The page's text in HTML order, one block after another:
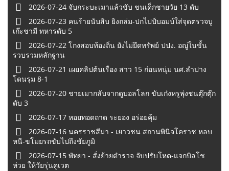
2026-07-24 จับกระบะเมาแล้วขับ ชนเด็กชายวัย 13 ดับ
2026-07-23 คนร้ายนับสิบ ยิงถล่ม-ปกไปป์บอมบ์ใส่จุดตรวจบู
เก๊ะชามี ทหารดับ 5
2026-07-22 โกงสอบท้องถิ่น ยังไม่ยึดทรัพย์ ปปง. อญู่ในขั้น
รวบรวมหลักฐาน
2026-07-21 เผยคลิปต้นเรื่อง สาว 15 ก่อนหนุ่ม นศ.ลำปาง
โดนรุม 8-1
2026-07-20 ชายเมากลับจากดูบอลโลก ขับเก๋งหรูพุ่งชนตุ๊กตุ๊ก
ดับ 3
2026-07-17 หอยทอดถาด ระยอง อร่อยคุ้ม
2026-07-16 นครราชสีมา - เยาวชน สถานพินิจโคราช หลบ
หนี-ขโมยรถขับไปถึงชัยภูมิ
2026-07-15 พัทยา - สั่งย้ายตำรวจ จับปรับโหด-แจกบิลโช
ห่วย ให้วัยรุ่นคูเวต